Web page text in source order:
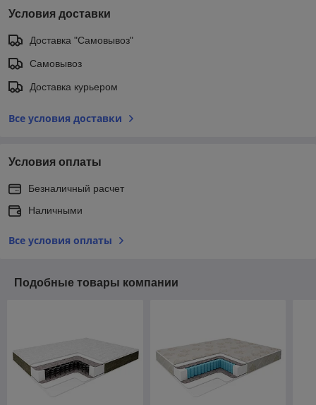
Условия доставки
Доставка "Самовывоз"
Самовывоз
Доставка курьером
Все условия доставки
Условия оплаты
Безналичный расчет
Наличными
Все условия оплаты
Подобные товары компании